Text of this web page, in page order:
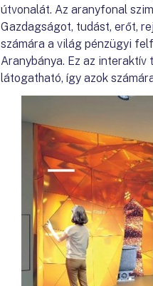
útvonalát. Az aranyfonal
Gazdagságot, tudást, erőt,
számára a világ pénzügyi
Aranybánya. Ez az
látogatható, így azok